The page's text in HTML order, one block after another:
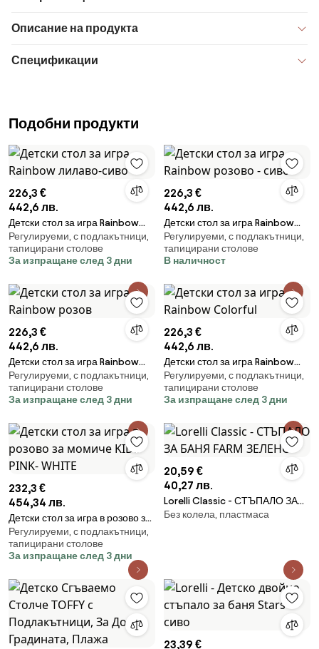
Описание на продукта
Спецификации
Подобни продукти
226,3 €
442,6 лв.
Детски стол за игра Rainbow
лилаво-сиво
Регулируеми, с подлакътници,
тапицирани столове
За изпращане след 3 дни
226,3 €
442,6 лв.
Детски стол за игра Rainbow
розово - сиво
Регулируеми, с подлакътници,
тапицирани столове
В наличност
226,3 €
442,6 лв.
Детски стол за игра Rainbow
розов
Регулируеми, с подлакътници,
тапицирани столове
За изпращане след 3 дни
226,3 €
442,6 лв.
Детски стол за игра Rainbow
Colorful
Регулируеми, с подлакътници,
тапицирани столове
За изпращане след 3 дни
232,3 €
454,34 лв.
Детски стол за игра в розово за
момиче KIDS PINK- WHITE
Регулируеми, с подлакътници,
тапицирани столове
За изпращане след 3 дни
20,59 €
40,27 лв.
Lorelli Classic - СТЪПАЛО ЗА
БАНЯ FARM ЗЕЛЕНО
Без колела, пластмаса
23,39 €